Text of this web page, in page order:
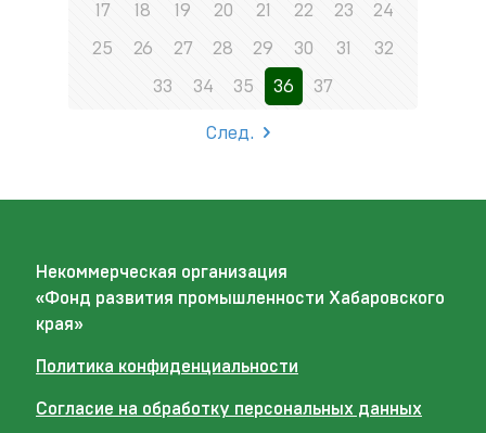
17 18 19 20 21 22 23 24
25 26 27 28 29 30 31 32
33 34 35 36 37
След.
Некоммерческая организация
«Фонд развития промышленности Хабаровского
края»
Политика конфиденциальности
Согласие на обработку персональных данных